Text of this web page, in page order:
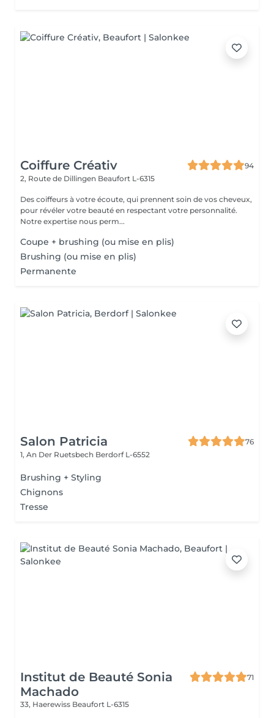
Coiffure Créativ
94
2, Route de Dillingen Beaufort L-6315
Des coiffeurs à votre écoute, qui prennent soin de vos cheveux,
pour révéler votre beauté en respectant votre personnalité.
Notre expertise nous perm...
Coupe + brushing (ou mise en plis)
Brushing (ou mise en plis)
Permanente
Salon Patricia
76
1, An Der Ruetsbech Berdorf L-6552
Brushing + Styling
Chignons
Tresse
Institut de Beauté Sonia
Machado
71
33, Haerewiss Beaufort L-6315